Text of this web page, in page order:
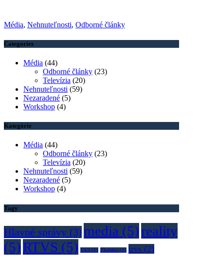
Média, Nehnuteľnosti, Odborné články
Categories
Média (44)
Odborné články (23)
Televízia (20)
Nehnuteľnosti (59)
Nezaradené (5)
Workshop (4)
Kategórie
Média (44)
Odborné články (23)
Televízia (20)
Nehnuteľnosti (59)
Nezaradené (5)
Workshop (4)
Tagy
Hlavné správy (3)media (5)reality
(5)RTVS (5) TA3 (1) Thajsko (1) trvs (2)